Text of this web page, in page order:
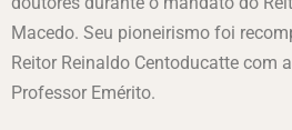
Macedo. Seu pioneirismo foi
Reitor Reinaldo Centoducatte com
Professor Emérito.